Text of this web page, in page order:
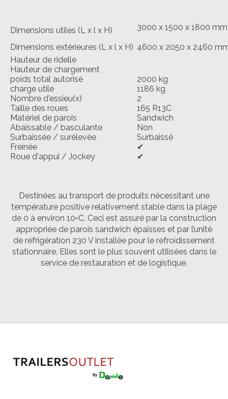
Dimensions utiles (L x l x H) 3000 x 1500 x 1800 mm
Dimensions extérieures (L x l x H) 4600 x 2050 x 2460
Hauteur de ridelle
Hauteur de chargement
poids total autorisé
2000 kg
charge utile
1186 kg
Nombre d'essieu(x)
2
Taille des roues
165 R13C
Matériel de parois
Sandwich
Abaissable / basculante
Non
Surbaissée / surélevée
Surbaissé
Freinée
✔
Roue d'appui / Jockey
✔
Destinées au transport de produits nécessitant une
température positive relativement stable dans la plage
de 0 à environ 10◦C. Ceci est assuré par la construction
appropriée de parois sandwich épaisses et par l’unité
de réfrigération 230 V installée pour le refroidissement
stationnaire. Elles sont le plus souvent utilisées dans le
service de restauration et de logistique.